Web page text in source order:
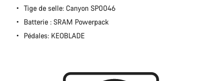
Tige de selle: Canyon SP0046
Batterie : SRAM Powerpack
Pédales: KEOBLADE